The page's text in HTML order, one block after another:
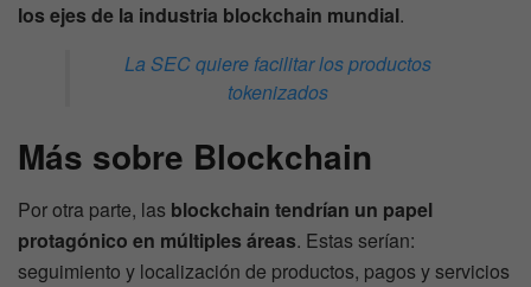
los ejes de la industria blockchain mundial.
La SEC quiere facilitar los productos
tokenizados
Más sobre Blockchain
Por otra parte, las blockchain tendrían un papel
protagónico en múltiples áreas. Estas serían:
seguimiento y localización de productos, pagos y servicios